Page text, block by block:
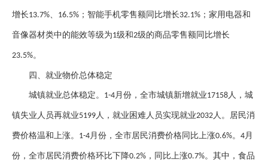
增长13.7%、 16.5% ；智能手机零售额同比增长32.1% ；家用电器和
音像器材类中的能效等级为1级和2级的商品零售额同比增长
23.5%。
四、 就业物价总体稳定
城镇就业总体稳定。 1-4月份，全市城镇新增就业17158人，城
镇失业人员再就业5199人，就业困难人员实现就业2032人。居民消
费价格温和上涨。 1-4月份，全市居民消费价格同比上涨0.6%。 4月
份，全市居民消费价格环比下降0.2% ，同比上涨0.7%。其中，食品